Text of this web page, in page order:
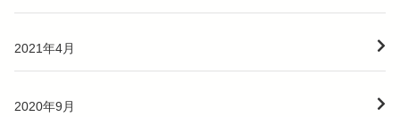
2021年4月
2020年9月